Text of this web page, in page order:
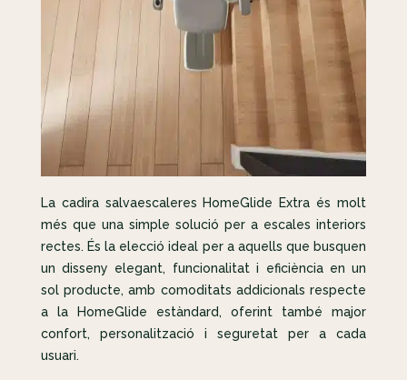
La cadira salvaescaleres HomeGlide Extra és molt
més que una simple solució per a escales interiors
rectes. És la elecció ideal per a aquells que busquen
un disseny elegant, funcionalitat i eficiència en un
sol producte, amb comoditats addicionals respecte
a la HomeGlide estàndard, oferint també major
confort, personalització i seguretat per a cada
usuari.